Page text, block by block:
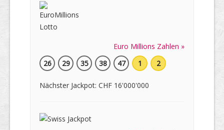
Euro Millions Zahlen »
26
29 35 38 47 1 2
Nächster Jackpot: CHF 16'000'000